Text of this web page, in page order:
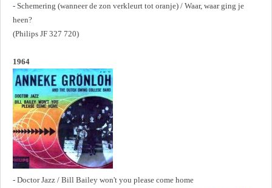
- Schemering (wanneer de zon verkleurt tot oranje) / Waar, waar ging je
heen?
(Philips JF 327 720)
1964
- Doctor Jazz / Bill Bailey won't you please come home